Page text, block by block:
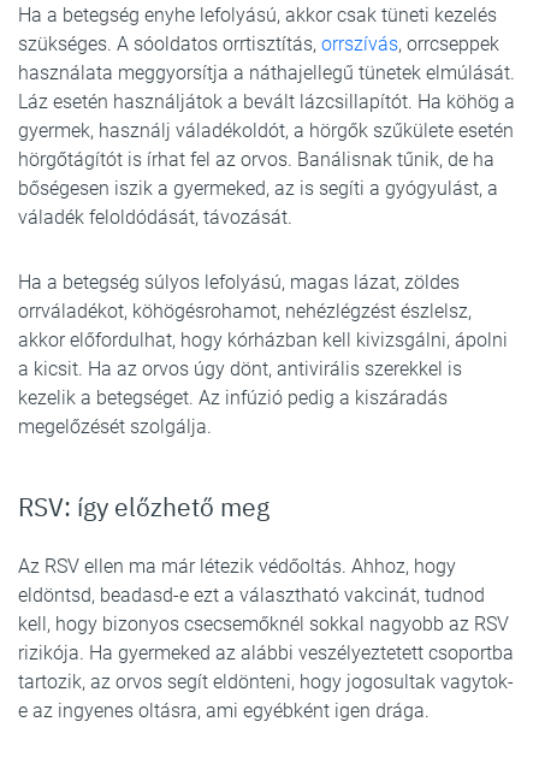
Ha a betegség enyhe lefolyású, akkor csak tüneti kezelés
szükséges. A sóoldatos orrtisztítás, orrszívás, orrcseppek
használata meggyorsítja a náthajellegű tünetek elmúlását.
Láz esetén használjátok a bevált lázcsillapítót. Ha köhög a
gyermek, használj váladékoldót, a hörgők szűkülete esetén
hörgőtágítót is írhat fel az orvos. Banálisnak tűnik, de ha
bőségesen iszik a gyermeked, az is segíti a gyógyulást, a
váladék feloldódását, távozását.
Ha a betegség súlyos lefolyású, magas lázat, zöldes
orrváladékot, köhögésrohamot, nehézlégzést észlelsz,
akkor előfordulhat, hogy kórházban kell kivizsgálni, ápolni
a kicsit. Ha az orvos úgy dönt, antivirális szerekkel is
kezelik a betegséget. Az infúzió pedig a kiszáradás
megelőzését szolgálja.
RSV: így előzhető meg
Az RSV ellen ma már létezik védőoltás. Ahhoz, hogy
eldöntsd, beadasd-e ezt a választható vakcinát, tudnod
kell, hogy bizonyos csecsemőknél sokkal nagyobb az RSV
rizikója. Ha gyermeked az alábbi veszélyeztetett csoportba
tartozik, az orvos segít eldönteni, hogy jogosultak vagytok-
e az ingyenes oltásra, ami egyébként igen drága.